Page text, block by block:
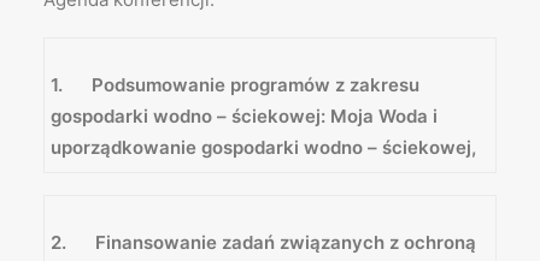
1. Podsumowanie programów z zakresu
gospodarki wodno – ściekowej: Moja Woda i
uporządkowanie gospodarki wodno – ściekowej,
2. Finansowanie zadań związanych z ochroną